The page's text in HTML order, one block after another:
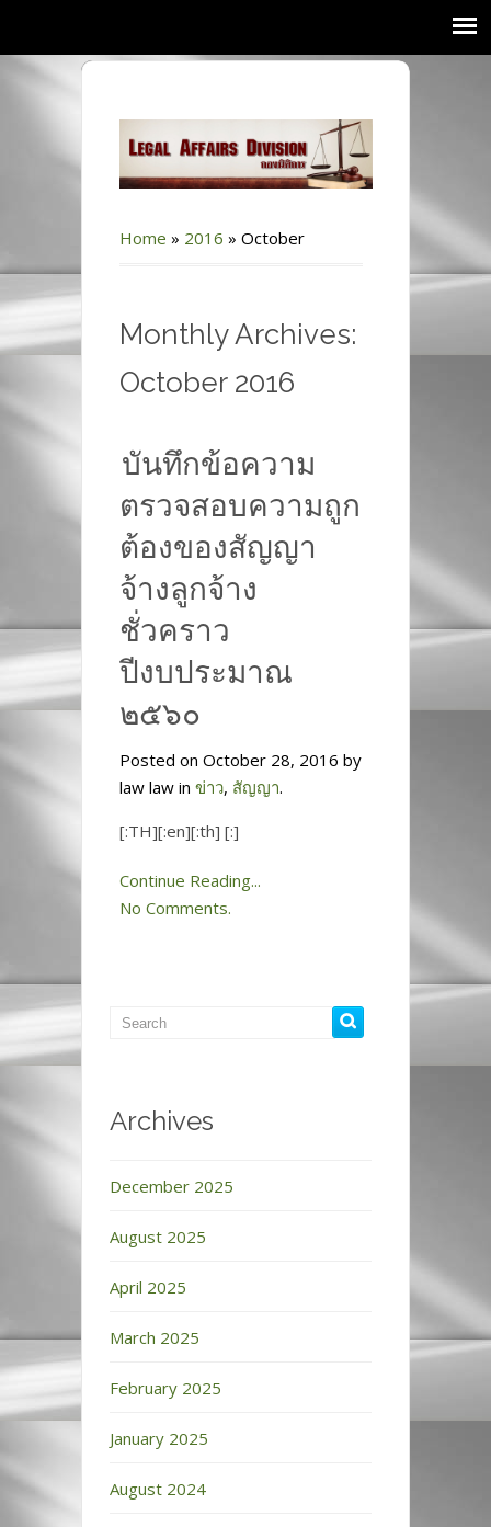
Home » 2016 » October
Monthly Archives:
October 2016
บันทึกข้อความ
ตรวจสอบความถูก
ต้องของสัญญา
จ้างลูกจ้าง
ชั่วคราว
ปีงบประมาณ
๒๕๖๐
Posted on October 28, 2016 by
law law in ข่าว, สัญญา.
[:TH][:en][:th] [:]
Continue Reading...
No Comments.
Archives
December 2025
August 2025
April 2025
March 2025
February 2025
January 2025
August 2024